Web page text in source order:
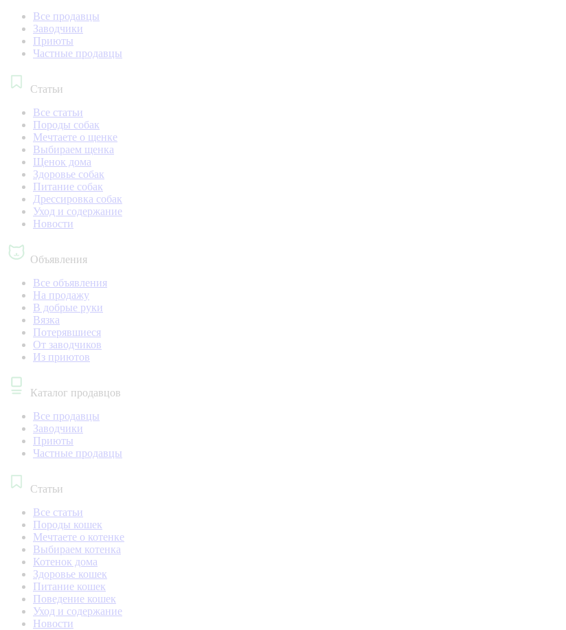
Все продавцы
Заводчики
Приюты
Частные продавцы
Статьи
Все статьи
Породы собак
Мечтаете о щенке
Выбираем щенка
Щенок дома
Здоровье собак
Питание собак
Дрессировка собак
Уход и содержание
Новости
Объявления
Все объявления
На продажу
В добрые руки
Вязка
Потерявшиеся
От заводчиков
Из приютов
Каталог продавцов
Все продавцы
Заводчики
Приюты
Частные продавцы
Статьи
Все статьи
Породы кошек
Мечтаете о котенке
Выбираем котенка
Котенок дома
Здоровье кошек
Питание кошек
Поведение кошек
Уход и содержание
Новости